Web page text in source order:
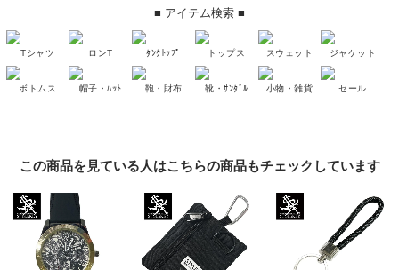
■ アイテム検索 ■
Tシャツ ロンT ﾀﾝｸﾄｯﾌﾟ トップス スウェット ジャケット
ボトムス 帽子・ﾊｯﾄ 鞄・財布 靴・ｻﾝﾀﾞﾙ 小物・雑貨 セール
この商品を見ている人はこちらの商品もチェックしています